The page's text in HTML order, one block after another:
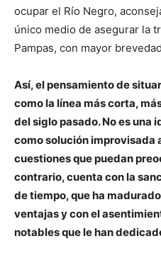
ocupar el Río Negro,
único medio de asegurar la
Pampas, con mayor
Así, el pensamiento de
como la línea más corta,
del siglo pasado. No es una
como solución improvisada
cuestiones que puedan
contrario, cuenta con la
de tiempo, que ha
ventajas y con el
notables que le han